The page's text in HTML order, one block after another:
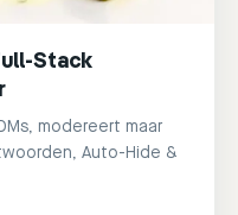
Stack
modereert maar
Auto-Hide &